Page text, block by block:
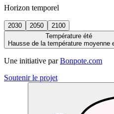
Horizon temporel
2030 2050
2100
Température été
Hausse de la température moyenne
Une initiative par Bonpote.com
Soutenir le projet